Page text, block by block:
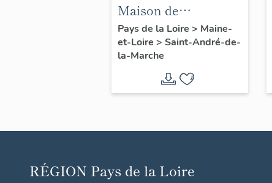
Maison de
l'industriel Christian
Chéné, directeur de
l'Usine Chéné, 18 rue
du Sacré-Cœur,
Saint-André-de-la-
Pays de la Loire > Maine-
et-Loire > Saint-André-de-
la-Marche
RÉGION Pays de la Loire